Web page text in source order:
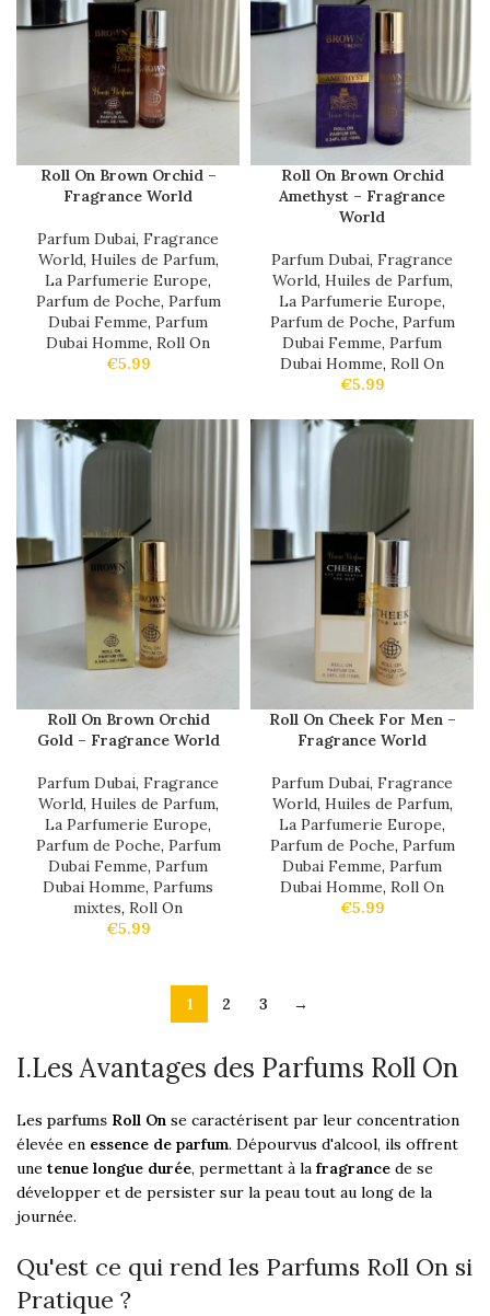
Roll On Brown Orchid –
Fragrance World
Parfum Dubai, Fragrance
World, Huiles de Parfum,
La Parfumerie Europe,
Parfum de Poche, Parfum
Dubai Femme, Parfum
Dubai Homme, Roll On
€5.99
Roll On Brown Orchid
Amethyst – Fragrance
World
Parfum Dubai, Fragrance
World, Huiles de Parfum,
La Parfumerie Europe,
Parfum de Poche, Parfum
Dubai Femme, Parfum
Dubai Homme, Roll On
€5.99
Roll On Brown Orchid
Gold – Fragrance World
Parfum Dubai, Fragrance
World, Huiles de Parfum,
La Parfumerie Europe,
Parfum de Poche, Parfum
Dubai Femme, Parfum
Dubai Homme, Parfums
mixtes, Roll On
€5.99
Roll On Cheek For Men –
Fragrance World
Parfum Dubai, Fragrance
World, Huiles de Parfum,
La Parfumerie Europe,
Parfum de Poche, Parfum
Dubai Femme, Parfum
Dubai Homme, Roll On
€5.99
1 2 3 →
I.Les Avantages des Parfums Roll On
Les parfums Roll On se caractérisent par leur concentration
élevée en essence de parfum. Dépourvus d'alcool, ils offrent
une tenue longue durée, permettant à la fragrance de se
développer et de persister sur la peau tout au long de la
journée.
Qu'est ce qui rend les Parfums Roll On si
Pratique ?